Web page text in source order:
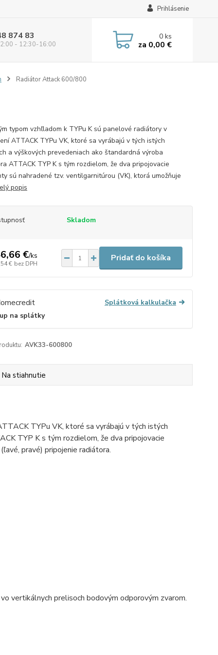
Prihlásenie
874 83
- 12:30-16:00
0ks
za 0,00 €
Radiátor Attack 600/800
typom vzhľladom k TYPu K sú panelové radiátory v
ATTACK TYPu VK, ktoré sa vyrábajú v tých istých
a výškových prevedeniach ako štandardná výroba
ATTACK TYP K s tým rozdielom, že dva pripojovacie
sú nahradené tzv. ventilgarnitúrou (VK), ktorá umožňuje
popis
Skladom
€/ks
€ bez DPH
Pridať do košíka
Splátková kalkulačka
na splátky
AVK33-600800
Na stiahnutie
TYPu VK, ktoré sa vyrábajú v tých istých
TYP K s tým rozdielom, že dva pripojovacie
pravé) pripojenie radiátora.
vertikálnych prelisoch bodovým odporovým zvarom.